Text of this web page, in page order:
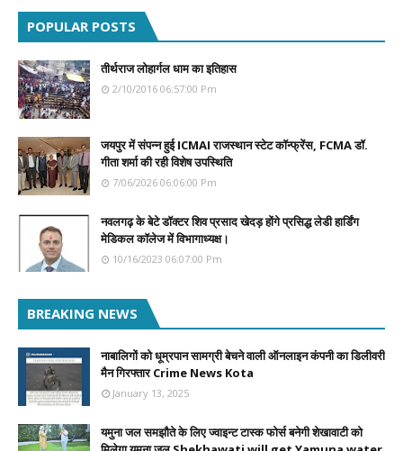
POPULAR POSTS
तीर्थराज लोहार्गल धाम का इतिहास
2/10/2016 06:57:00 Pm
जयपुर में संपन्न हुई ICMAI राजस्थान स्टेट कॉन्फ्रेंस, FCMA डॉ.
गीता शर्मा की रही विशेष उपस्थिति
7/06/2026 06:06:00 Pm
नवलगढ़ के बेटे डॉक्टर शिव प्रसाद खेदड़ होंगे प्रसिद्ध लेडी हार्डिंग
मेडिकल कॉलेज में विभागाध्यक्ष।
10/16/2023 06:07:00 Pm
BREAKING NEWS
नाबालिगों को धूम्रपान सामग्री बेचने वाली ऑनलाइन कंपनी का डिलीवरी
मैन गिरफ्तार Crime News Kota
January 13, 2025
यमुना जल समझौते के लिए ज्वाइन्ट टास्क फोर्स बनेगी शेखावाटी को